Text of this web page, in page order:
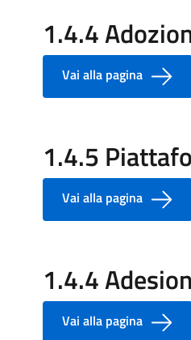
1.4.4
Vai alla pagina
1.4.5
Vai alla pagina
1.4.4
Vai alla pagina